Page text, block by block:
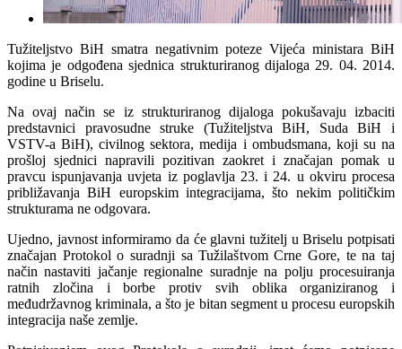
Tužiteljstvo BiH smatra negativnim poteze Vijeća ministara BiH
kojima je odgođena sjednica strukturiranog dijaloga 29. 04. 2014.
godine u Briselu.
Na ovaj način se iz strukturiranog dijaloga pokušavaju izbaciti
predstavnici pravosudne struke (Tužiteljstva BiH, Suda BiH i
VSTV-a BiH), civilnog sektora, medija i ombudsmana, koji su na
prošloj sjednici napravili pozitivan zaokret i značajan pomak u
pravcu ispunjavanja uvjeta iz poglavlja 23. i 24. u okviru procesa
približavanja BiH europskim integracijama, što nekim političkim
strukturama ne odgovara.
Ujedno, javnost informiramo da će glavni tužitelj u Briselu potpisati
značajan Protokol o suradnji sa Tužilaštvom Crne Gore, te na taj
način nastaviti jačanje regionalne suradnje na polju procesuiranja
ratnih zločina i borbe protiv svih oblika organiziranog i
međudržavnog kriminala, a što je bitan segment u procesu europskih
integracija naše zemlje.